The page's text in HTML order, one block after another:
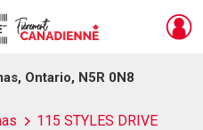
Ontario, N5R 0N8
115 STYLES DRIVE